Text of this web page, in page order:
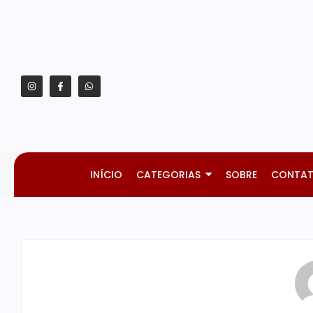
INÍCIO CATEGORIAS SOBRE